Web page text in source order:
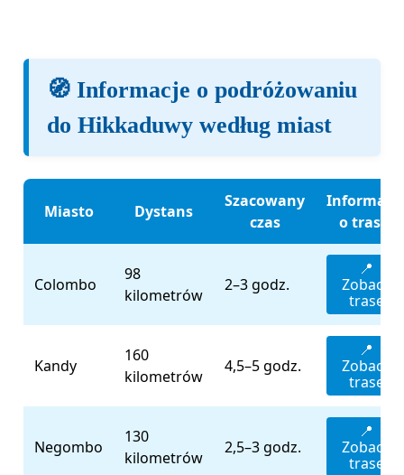
🧭 Informacje o podróżowaniu
do Hikkaduwy według miast
Miasto Dystans
Szacowany
czas
o trasie
Colombo
98
kilometrów
2–3 godz.
📍
Zobacz
trasę
Kandy
160
kilometrów
4,5–5 godz.
📍
Zobacz
trasę
Negombo
130
kilometrów
2,5–3 godz.
📍
Zobacz
trasę